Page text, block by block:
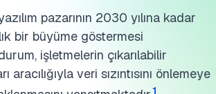
pazarının 2030 yılına kadar
bir büyüme göstermesi
işletmelerin çıkarılabilir
aracılığıyla veri sızıntısını önlemeye
1
ayırıcı özellikleri